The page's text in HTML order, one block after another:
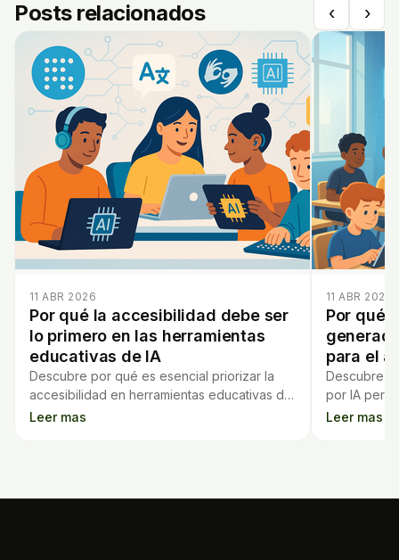
Posts relacionados ‹ ›
11 ABR 2026
Por qué la accesibilidad debe ser
lo primero en las herramientas
educativas de IA
Descubre por qué es esencial priorizar la
accesibilidad en herramientas educativas de
IA para garantizar una educación inclusiva y
Leer mas
11 ABR 2026
Por qué
para el
Descubre
por IA
optimizan
Leer mas